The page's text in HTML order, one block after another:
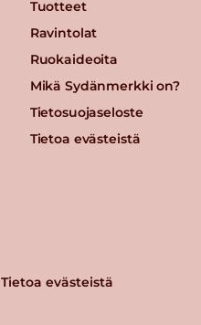
Tuotteet
Ravintolat
Ruokaideoita
Mikä Sydänmerkki on?
Tietosuojaseloste
Tietoa evästeistä
Tietoa evästeistä